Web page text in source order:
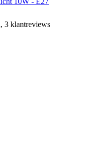
3 klantreviews